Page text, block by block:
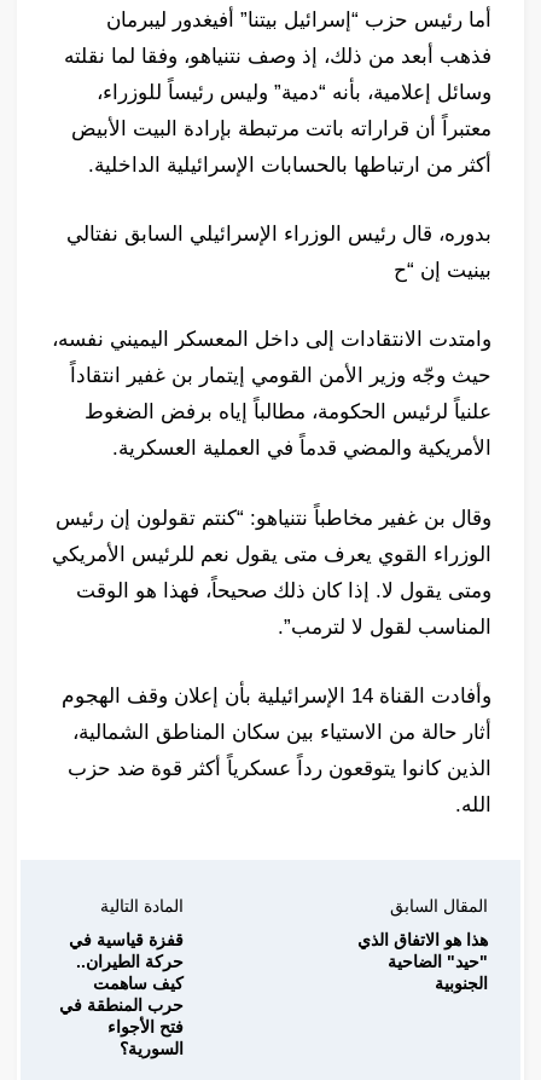
أما رئيس حزب “إسرائيل بيتنا” أفيغدور ليبرمان
فذهب أبعد من ذلك، إذ وصف نتنياهو، وفقا لما نقلته
وسائل إعلامية، بأنه “دمية” وليس رئيساً للوزراء،
معتبراً أن قراراته باتت مرتبطة بإرادة البيت الأبيض
أكثر من ارتباطها بالحسابات الإسرائيلية الداخلية.
بدوره، قال رئيس الوزراء الإسرائيلي السابق نفتالي
بينيت إن “ح
وامتدت الانتقادات إلى داخل المعسكر اليميني نفسه،
حيث وجّه وزير الأمن القومي إيتمار بن غفير انتقاداً
علنياً لرئيس الحكومة، مطالباً إياه برفض الضغوط
الأمريكية والمضي قدماً في العملية العسكرية.
وقال بن غفير مخاطباً نتنياهو: “كنتم تقولون إن رئيس
الوزراء القوي يعرف متى يقول نعم للرئيس الأمريكي
ومتى يقول لا. إذا كان ذلك صحيحاً، فهذا هو الوقت
المناسب لقول لا لترمب”.
وأفادت القناة 14 الإسرائيلية بأن إعلان وقف الهجوم
أثار حالة من الاستياء بين سكان المناطق الشمالية،
الذين كانوا يتوقعون رداً عسكرياً أكثر قوة ضد حزب
الله.
المقال السابق
هذا هو الاتفاق الذي
"حيد" الضاحية
الجنوبية
المادة التالية
قفزة قياسية في
حركة الطيران..
كيف ساهمت
حرب المنطقة في
فتح الأجواء
السورية؟